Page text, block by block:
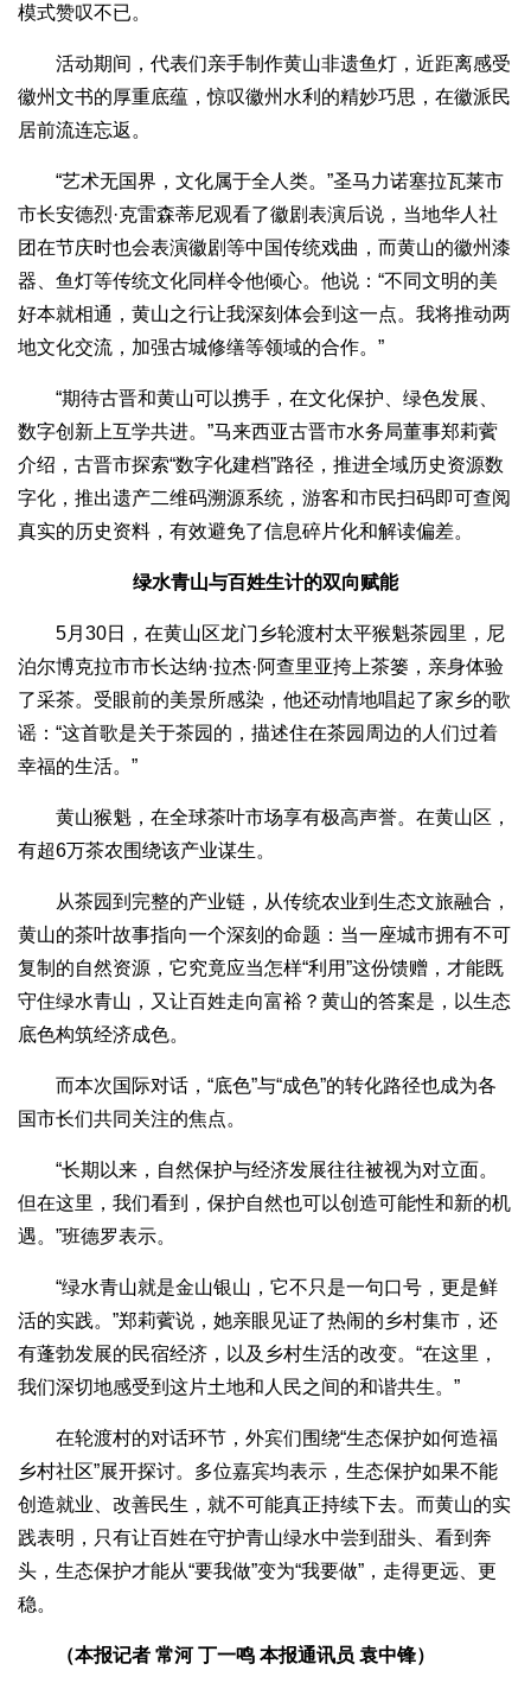
模式赞叹不已。
活动期间，代表们亲手制作黄山非遗鱼灯，近距离感受
徽州文书的厚重底蕴，惊叹徽州水利的精妙巧思，在徽派民
居前流连忘返。
“艺术无国界，文化属于全人类。”圣马力诺塞拉瓦莱市
市长安德烈·克雷森蒂尼观看了徽剧表演后说，当地华人社
团在节庆时也会表演徽剧等中国传统戏曲，而黄山的徽州漆
器、鱼灯等传统文化同样令他倾心。他说：“不同文明的美
好本就相通，黄山之行让我深刻体会到这一点。我将推动两
地文化交流，加强古城修缮等领域的合作。”
“期待古晋和黄山可以携手，在文化保护、绿色发展、
数字创新上互学共进。”马来西亚古晋市水务局董事郑莉薲
介绍，古晋市探索“数字化建档”路径，推进全域历史资源数
字化，推出遗产二维码溯源系统，游客和市民扫码即可查阅
真实的历史资料，有效避免了信息碎片化和解读偏差。
绿水青山与百姓生计的双向赋能
5月30日，在黄山区龙门乡轮渡村太平猴魁茶园里，尼
泊尔博克拉市市长达纳·拉杰·阿查里亚挎上茶篓，亲身体验
了采茶。受眼前的美景所感染，他还动情地唱起了家乡的歌
谣：“这首歌是关于茶园的，描述住在茶园周边的人们过着
幸福的生活。”
黄山猴魁，在全球茶叶市场享有极高声誉。在黄山区，
有超6万茶农围绕该产业谋生。
从茶园到完整的产业链，从传统农业到生态文旅融合，
黄山的茶叶故事指向一个深刻的命题：当一座城市拥有不可
复制的自然资源，它究竟应当怎样“利用”这份馈赠，才能既
守住绿水青山，又让百姓走向富裕？黄山的答案是，以生态
底色构筑经济成色。
而本次国际对话，“底色”与“成色”的转化路径也成为各
国市长们共同关注的焦点。
“长期以来，自然保护与经济发展往往被视为对立面。
但在这里，我们看到，保护自然也可以创造可能性和新的机
遇。”班德罗表示。
“绿水青山就是金山银山，它不只是一句口号，更是鲜
活的实践。”郑莉薲说，她亲眼见证了热闹的乡村集市，还
有蓬勃发展的民宿经济，以及乡村生活的改变。“在这里，
我们深切地感受到这片土地和人民之间的和谐共生。”
在轮渡村的对话环节，外宾们围绕“生态保护如何造福
乡村社区”展开探讨。多位嘉宾均表示，生态保护如果不能
创造就业、改善民生，就不可能真正持续下去。而黄山的实
践表明，只有让百姓在守护青山绿水中尝到甜头、看到奔
头，生态保护才能从“要我做”变为“我要做”，走得更远、更
稳。
（本报记者 常河 丁一鸣 本报通讯员 袁中锋）